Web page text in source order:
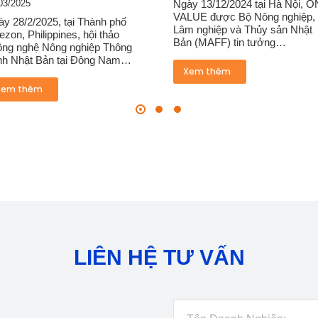
13/12/2024 tại Hà Nội, ONE-
VALUE được Bộ Nông nghiệp,
nghiệp và Thủy sản Nhật
(MAFF) tin tưởng…
Trong vai trò là đơn vị vận
chính thức của Tochigi-
Support Hub, ONE-VALUE
chỉ đóng góp vào…
Xem thêm
LIÊN HỆ TƯ VẤN